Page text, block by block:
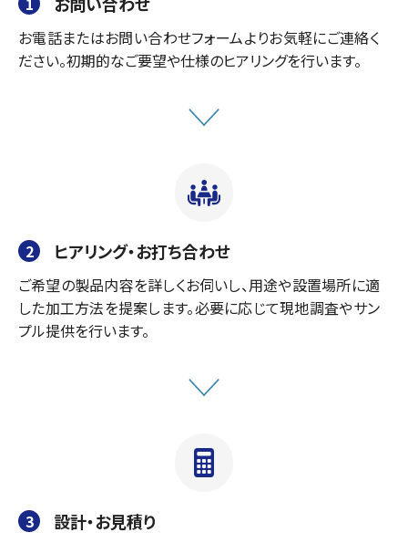
お電話またはお問い合わせフォームよりお気軽にご連絡く
ださい。初期的なご要望や仕様のヒアリングを行います。
2 ヒアリング・お打ち合わせ
ご希望の製品内容を詳しくお伺いし、用途や設置場所に適
した加工方法を提案します。必要に応じて現地調査やサン
プル提供を行います。
3 設計・お見積り